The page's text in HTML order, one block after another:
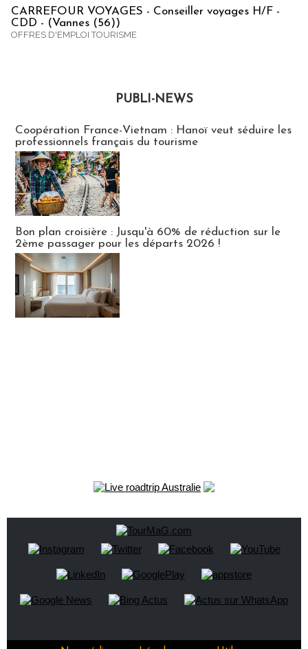
CARREFOUR VOYAGES - Conseiller voyages H/F -
CDD - (Vannes (56))
OFFRES D'EMPLOI TOURISME
PUBLI-NEWS
Coopération France-Vietnam : Hanoï veut séduire les
professionnels français du tourisme
Bon plan croisière : Jusqu'à 60% de réduction sur le
2ème passager pour les départs 2026 !